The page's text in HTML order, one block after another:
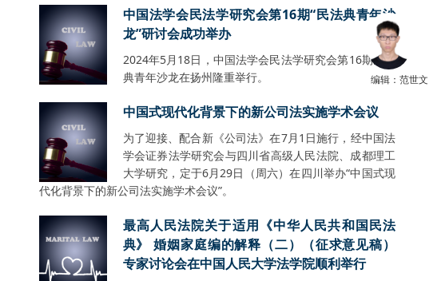
中国法学会民法学研究会第16期“民法典青年沙
龙”研讨会成功举办
2024年5月18日，中国法学会民法学研究会第16期民法
典青年沙龙在扬州隆重举行。
中国式现代化背景下的新公司法实施学术会议
为了迎接、配合新《公司法》在7月1日施行，经中国法
学会证券法学研究会与四川省高级人民法院、成都理工
大学研究，定于6月29日（周六）在四川举办“中国式现
代化背景下的新公司法实施学术会议”。
最高人民法院关于适用《中华人民共和国民法
典》 婚姻家庭编的解释（二）（征求意见稿）
专家讨论会在中国人民大学法学院顺利举行
编辑：范世文